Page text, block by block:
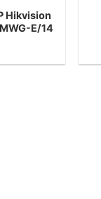
Hikvision
E/14